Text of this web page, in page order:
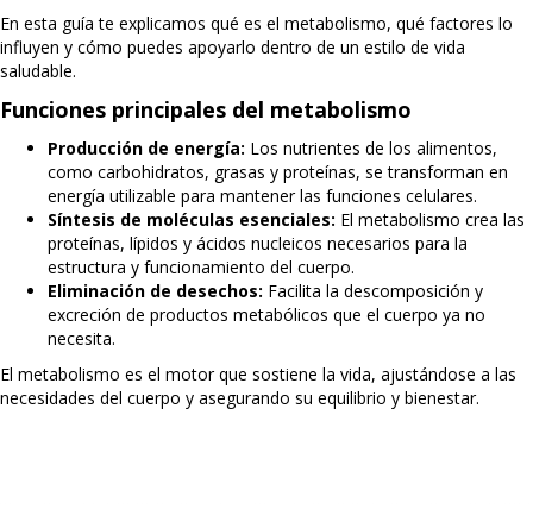
En esta guía te explicamos qué es el metabolismo, qué factores lo
influyen y cómo puedes apoyarlo dentro de un estilo de vida
saludable.
Funciones principales del metabolismo
Producción de energía: Los nutrientes de los alimentos,
como carbohidratos, grasas y proteínas, se transforman en
energía utilizable para mantener las funciones celulares.
Síntesis de moléculas esenciales: El metabolismo crea las
proteínas, lípidos y ácidos nucleicos necesarios para la
estructura y funcionamiento del cuerpo.
Eliminación de desechos: Facilita la descomposición y
excreción de productos metabólicos que el cuerpo ya no
necesita.
El metabolismo es el motor que sostiene la vida, ajustándose a las
necesidades del cuerpo y asegurando su equilibrio y bienestar.